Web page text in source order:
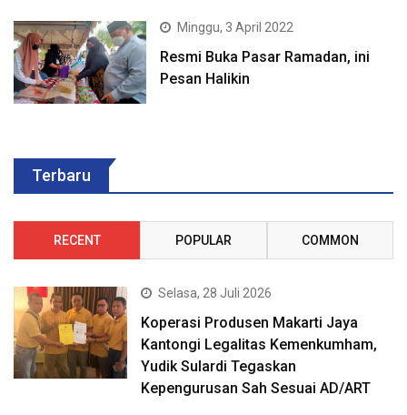
Minggu, 3 April 2022
Resmi Buka Pasar Ramadan, ini
Pesan Halikin
Terbaru
RECENT POPULAR COMMON
Selasa, 28 Juli 2026
Koperasi Produsen Makarti Jaya
Kantongi Legalitas Kemenkumham,
Yudik Sulardi Tegaskan
Kepengurusan Sah Sesuai AD/ART